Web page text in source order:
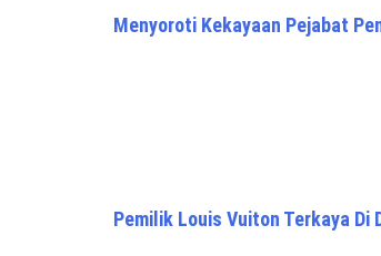
Menyoroti Kekayaan Pejabat
Pemilik Louis Vuiton Terkaya Di